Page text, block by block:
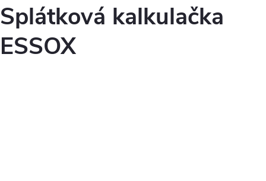
Splátková kalkulačka
ESSOX